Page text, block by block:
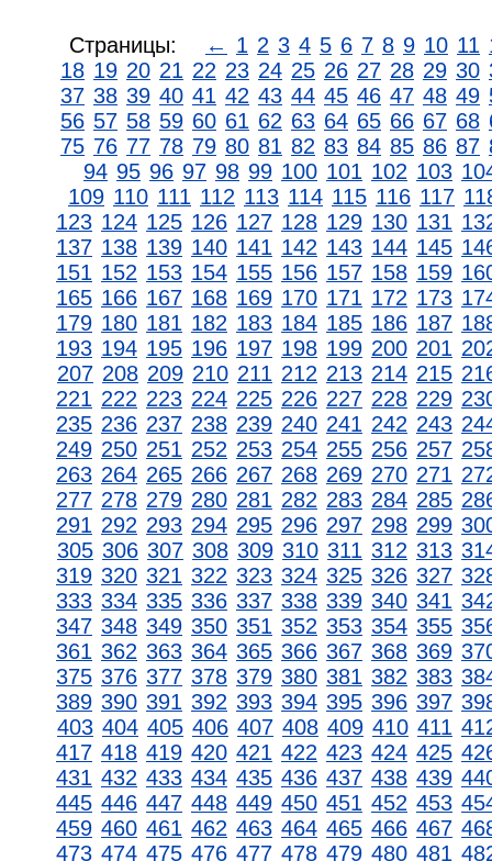
Страницы: ← 1 2 3 4 5 6 7 8 9 10 11
18 19 20 21 22 23 24 25 26 27 28 29 30
37 38 39 40 41 42 43 44 45 46 47 48 49
56 57 58 59 60 61 62 63 64 65 66 67 68
75 76 77 78 79 80 81 82 83 84 85 86 87
94 95 96 97 98 99 100 101 102 103
109 110 111 112 113 114 115 116 117
123 124 125 126 127 128 129 130 131
137 138 139 140 141 142 143 144 145
151 152 153 154 155 156 157 158 159
165 166 167 168 169 170 171 172 173
179 180 181 182 183 184 185 186 187
193 194 195 196 197 198 199 200 201
207 208 209 210 211 212 213 214 215
221 222 223 224 225 226 227 228 229
235 236 237 238 239 240 241 242 243
249 250 251 252 253 254 255 256 257
263 264 265 266 267 268 269 270 271
277 278 279 280 281 282 283 284 285
291 292 293 294 295 296 297 298 299
305 306 307 308 309 310 311 312 313
319 320 321 322 323 324 325 326 327
333 334 335 336 337 338 339 340 341
347 348 349 350 351 352 353 354 355
361 362 363 364 365 366 367 368 369
375 376 377 378 379 380 381 382 383
389 390 391 392 393 394 395 396 397
403 404 405 406 407 408 409 410 411
417 418 419 420 421 422 423 424 425
431 432 433 434 435 436 437 438 439
445 446 447 448 449 450 451 452 453
459 460 461 462 463 464 465 466 467
473 474 475 476 477 478 479 480 481